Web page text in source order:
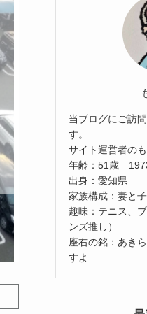
当ブログにご訪
す。
サイト運営者の
年齢：51歳
出身：愛知県
家族構成：妻と
趣味：テニス、
ンズ推し）
座右の銘：あき
すよ